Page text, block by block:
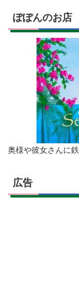
ぽぽんのお店
奥様や彼女さんに
広告